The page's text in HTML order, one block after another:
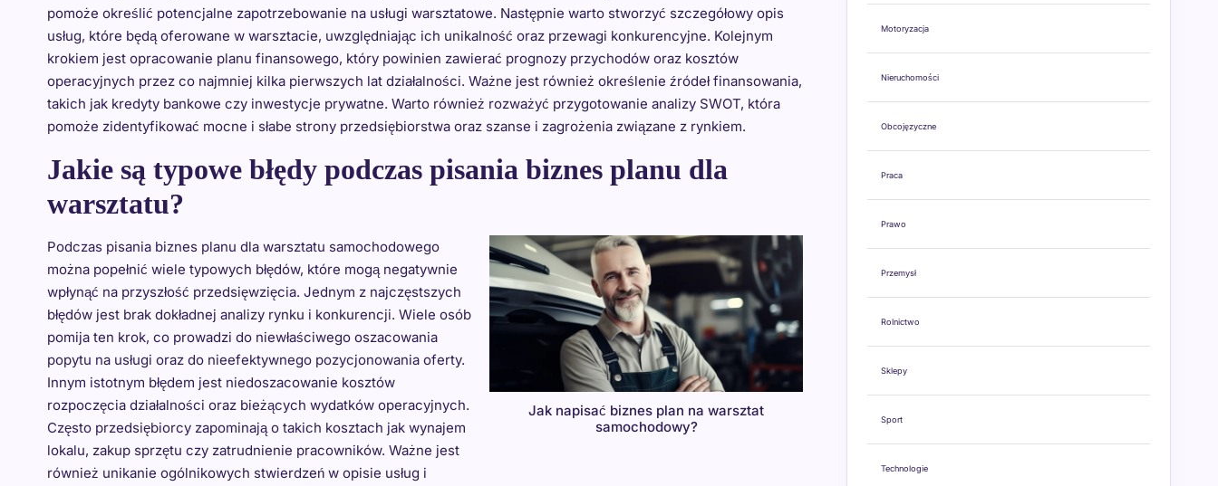
pomoże określić potencjalne zapotrzebowanie na usługi warsztatowe. Następnie warto stworzyć szczegółowy opis
usług, które będą oferowane w warsztacie, uwzględniając ich unikalność oraz przewagi konkurencyjne. Kolejnym
krokiem jest opracowanie planu finansowego, który powinien zawierać prognozy przychodów oraz kosztów
operacyjnych przez co najmniej kilka pierwszych lat działalności. Ważne jest również określenie źródeł finansowania,
takich jak kredyty bankowe czy inwestycje prywatne. Warto również rozważyć przygotowanie analizy SWOT, która
pomoże zidentyfikować mocne i słabe strony przedsiębiorstwa oraz szanse i zagrożenia związane z rynkiem.
Jakie są typowe błędy podczas pisania biznes planu dla
warsztatu?
Jak napisać biznes plan na warsztat
samochodowy?
Podczas pisania biznes planu dla warsztatu samochodowego
można popełnić wiele typowych błędów, które mogą negatywnie
wpłynąć na przyszłość przedsięwzięcia. Jednym z najczęstszych
błędów jest brak dokładnej analizy rynku i konkurencji. Wiele osób
pomija ten krok, co prowadzi do niewłaściwego oszacowania
popytu na usługi oraz do nieefektywnego pozycjonowania oferty.
Innym istotnym błędem jest niedoszacowanie kosztów
rozpoczęcia działalności oraz bieżących wydatków operacyjnych.
Często przedsiębiorcy zapominają o takich kosztach jak wynajem
lokalu, zakup sprzętu czy zatrudnienie pracowników. Ważne jest
również unikanie ogólnikowych stwierdzeń w opisie usług i
Motoryzacja
Nieruchomości
Obcojęzyczne
Praca
Prawo
Przemysł
Rolnictwo
Sklepy
Sport
Technologie